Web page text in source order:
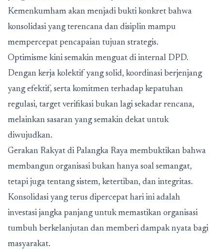
Kemenkumham akan menjadi bukti konkret bahwa
konsolidasi yang terencana dan disiplin mampu
mempercepat pencapaian tujuan strategis.
Optimisme kini semakin menguat di internal DPD.
Dengan kerja kolektif yang solid, koordinasi berjenjang
yang efektif, serta komitmen terhadap kepatuhan
regulasi, target verifikasi bukan lagi sekadar rencana,
melainkan sasaran yang semakin dekat untuk
diwujudkan.
Gerakan Rakyat di Palangka Raya membuktikan bahwa
membangun organisasi bukan hanya soal semangat,
tetapi juga tentang sistem, ketertiban, dan integritas.
Konsolidasi yang terus dipercepat hari ini adalah
investasi jangka panjang untuk memastikan organisasi
tumbuh berkelanjutan dan memberi dampak nyata bagi
masyarakat.